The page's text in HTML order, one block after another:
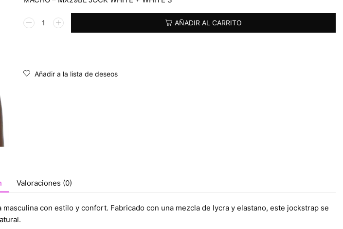
AÑADIR AL CARRITO
Alternative:
Añadir a la lista de deseos
Valoraciones (0)
con estilo y confort. Fabricado con una mezcla de lycra y elastano, este jockstrap se